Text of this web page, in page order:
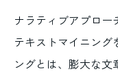
ナラティブアプロー
テキストマイニング
ングとは、膨大な